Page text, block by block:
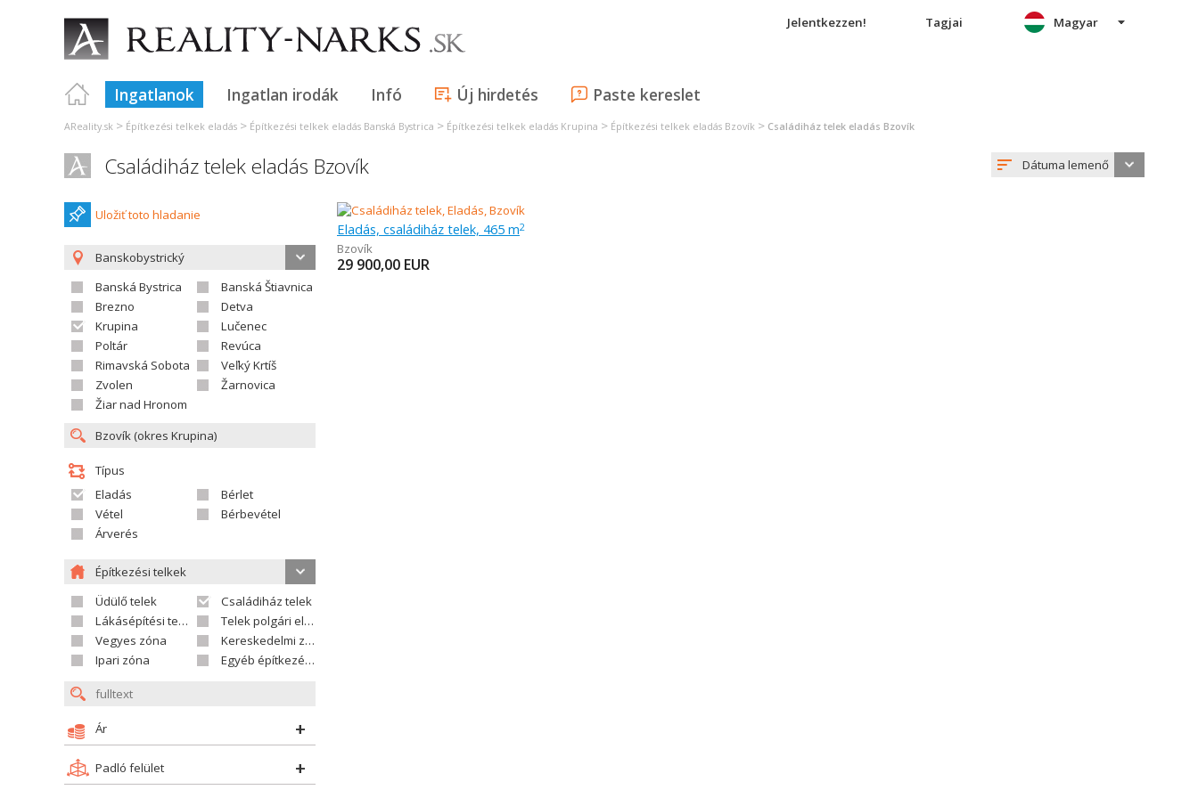
Jelentkezzen! Tagjai
Ingatlanok Ingatlan irodák Infó Új hirdetés Paste kereslet
Magyar
AReality.sk > Építkezési telkek eladás > Építkezési telkek eladás Banská Bystrica > Építkezési telkek eladás Krupina > Építkezési telkek eladás Bzovík > Családiház telek eladás Bzovík
Családiház telek eladás Bzovík Dátuma lemenő
Uložiť toto hladanie
Banskobystrický
Banská Bystrica
Banská Štiavnica
Brezno
Detva
Krupina
Lučenec
Poltár
Revúca
Rimavská Sobota
Veľký Krtíš
Zvolen
Žarnovica
Žiar nad Hronom
Típus
Eladás
Bérlet
Vétel
Bérbevétel
Árverés
Építkezési telkek
Üdülő telek
Családiház telek
Lákásépítési telek
Telek polgári ellátáshoz
Vegyes zóna
Kereskedelmi zóna
Ipari zóna
Egyéb építkezési telek
Ár
Padló felület
Eladás, családiház telek, 465 m2
Bzovík
29 900,00 EUR